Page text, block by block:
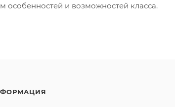
особенностей и возможностей класса.